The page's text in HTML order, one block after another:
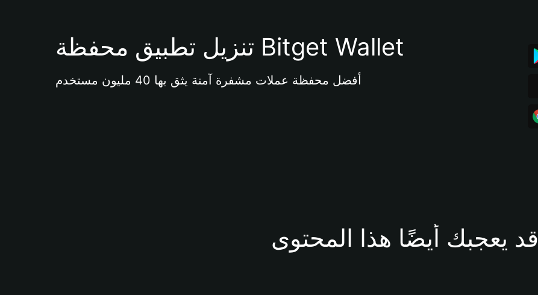
تنزيل تطبيق محفظة Bitget Wallet
أفضل محفظة عملات مشفرة آمنة يثق بها 40 مليون مستخدم
قد يعجبك أيضًا هذا المحتوى